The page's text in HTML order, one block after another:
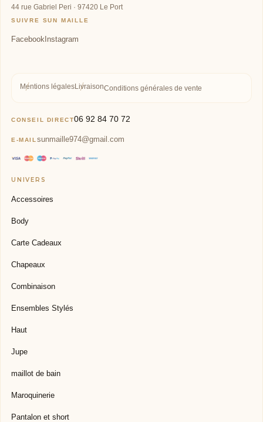
44 rue Gabriel Peri · 97420 Le Port
SUIVRE SUN MAILLE
Mentions légalesLivraisonConditions générales de vente
CONSEIL DIRECT06 92 84 70 72
E-MAIL sunmaille974@gmail.com
Accessoires
Body
Carte Cadeaux
Chapeaux
Combinaison
Ensembles Stylés
Haut
Jupe
maillot de bain
Maroquinerie
Pantalon et short